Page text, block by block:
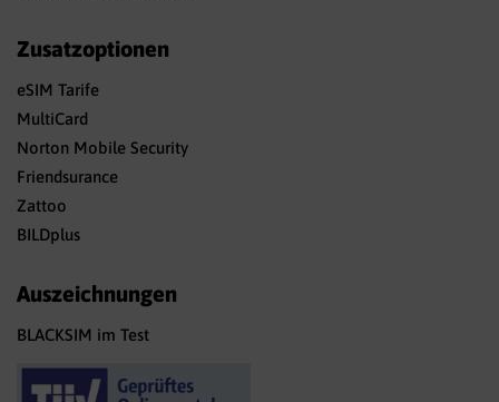
Zusatzoptionen
eSIM Tarife
MultiCard
Norton Mobile Security
Friendsurance
Zattoo
BILDplus
Auszeichnungen
BLACKSIM im Test